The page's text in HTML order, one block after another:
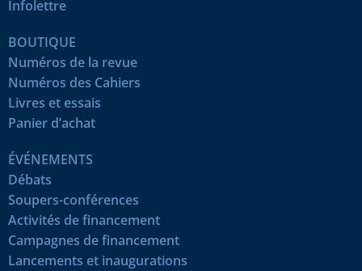
Infolettre
BOUTIQUE
Numéros de la revue
Numéros des Cahiers
Livres et essais
Panier d’achat
ÉVÉNEMENTS
Débats
Soupers-conférences
Activités de financement
Campagnes de financement
Lancements et inaugurations